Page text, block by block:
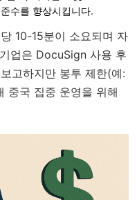
수를 향상시킵니다.
10-15분이 소요되며 자
업은 DocuSign 사용 후
고하지만 봉투 제한(예:
중국 집중 운영을 위해